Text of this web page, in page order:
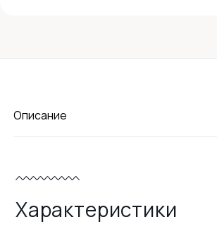
Описание
Характеристики